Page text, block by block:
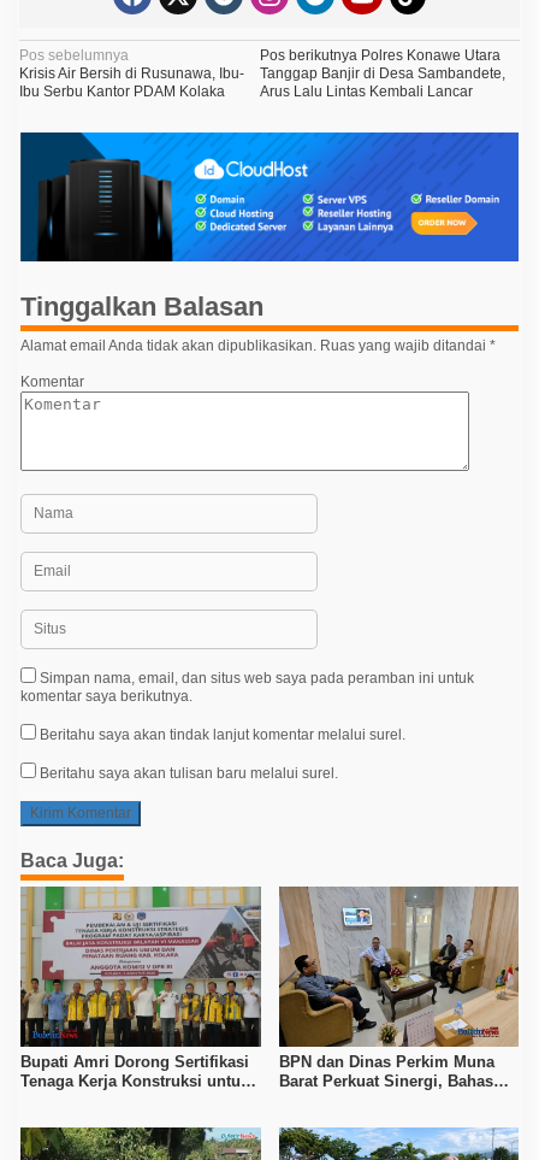
N
a
v
p
o
s
Pos sebelumnya
Krisis Air Bersih di Rusunawa, Ibu-
Ibu Serbu Kantor PDAM Kolaka
Pos berikutnyaPolres Konawe Utara
Tanggap Banjir di Desa Sambandete,
Arus Lalu Lintas Kembali Lancar
Tinggalkan Balasan
Alamat email Anda tidak akan dipublikasikan. Ruas yang wajib ditandai *
Komentar
Simpan nama, email, dan situs web saya pada peramban ini untuk
komentar saya berikutnya.
Beritahu saya akan tindak lanjut komentar melalui surel.
Beritahu saya akan tulisan baru melalui surel.
Baca Juga:
Bupati Amri Dorong Sertifikasi
Tenaga Kerja Konstruksi untuk
BPN dan Dinas Perkim Muna
Barat Perkuat Sinergi, Bahas